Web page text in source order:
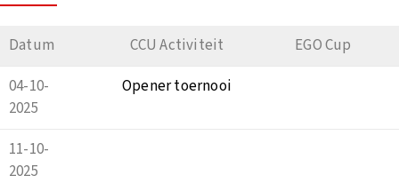
Datum CCU Activiteit EGO Cup
04-10-
2025
Opener toernooi
11-10-
2025